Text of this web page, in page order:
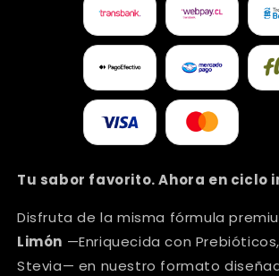
Tu sabor favorito. Ahora en ciclo
Disfruta de la misma fórmula
Limón —Enriquecida con
Stevia— en nuestro formato